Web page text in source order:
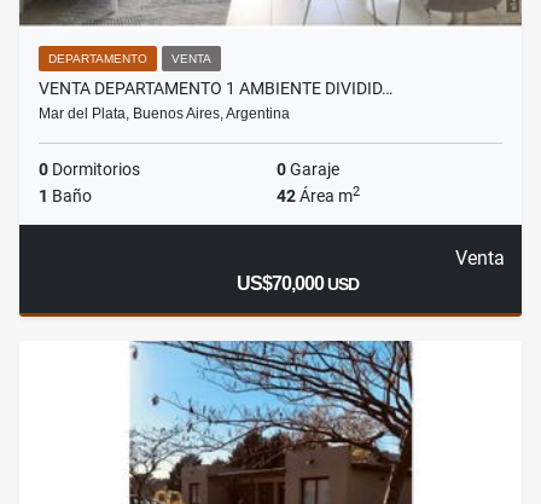
DEPARTAMENTO VENTA
VENTA DEPARTAMENTO 1 AMBIENTE DIVIDID…
Mar del Plata, Buenos Aires, Argentina
0 Dormitorios 0Garaje
1 Baño 42Área m2
Venta
US$70,000USD